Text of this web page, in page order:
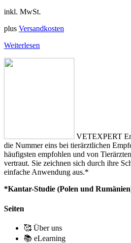
inkl. MwSt.
plus Versandkosten
Weiterlesen
VETEXPERT
die Nummer eins bei tierärztlichen
häufigsten empfohlen und von
vertraut. Sie zeichnen sich durch ihre
einfache Anwendung aus.*
*Kantar-Studie (Polen und
Seiten
🥰 Über uns
📚 eLearning